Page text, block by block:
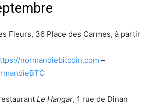
Fleurs, 36 Place des Carmes, à partir
normandiebitcoin.com –
Le Hangar, 1 rue de Dinan